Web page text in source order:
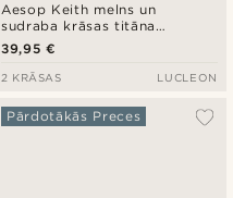
Aesop Keith melns un
sudraba krāsas titāna
gredzens
39,95 €
2 KRĀSAS LUCLEON
Pārdotākās Preces